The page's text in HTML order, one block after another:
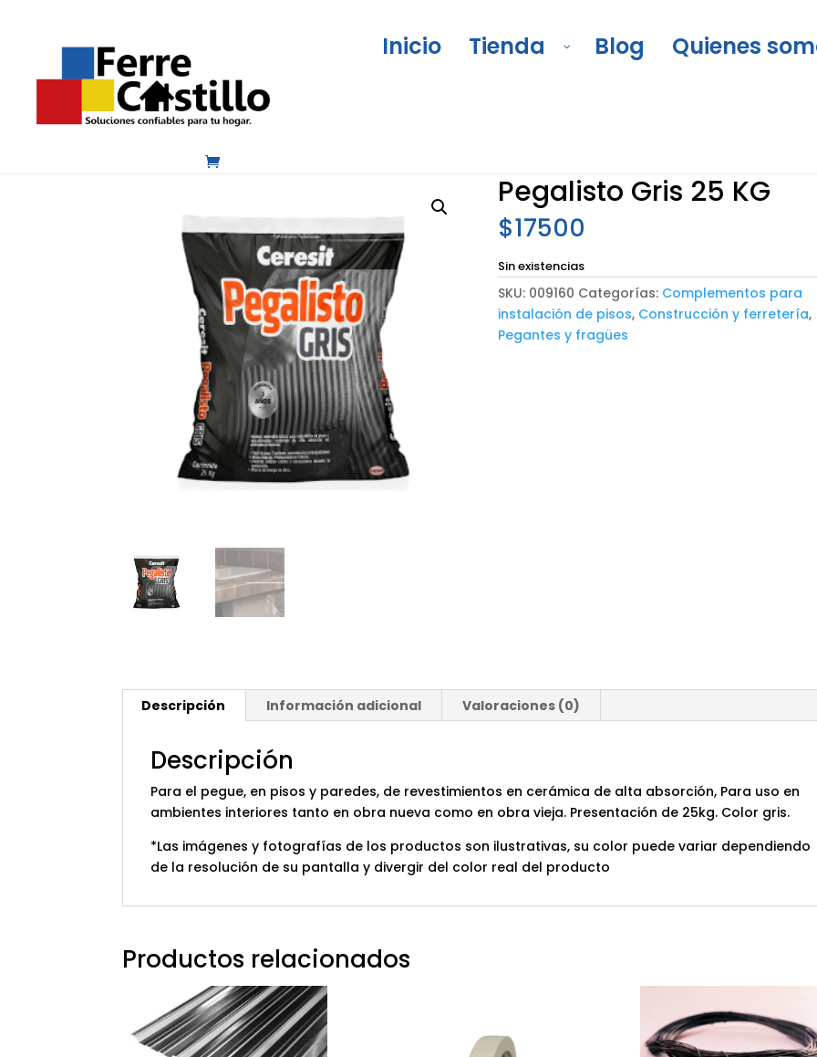
Inicio Tienda Blog Quienes
Pisos, pinturas y acabados
Pegalisto Gris 25 KG
$17500
Sin existencias
SKU: 009160 Categorías: Complementos para
instalación de pisos, Construcción y ferretería,
Pegantes y fragües
Descripción Información adicional Valoraciones (0)
Descripción
Para el pegue, en pisos y paredes, de revestimientos en cerámica de alta absorción, Para uso en
ambientes interiores tanto en obra nueva como en obra vieja. Presentación de 25kg. Color gris.
*Las imágenes y fotografías de los productos son ilustrativas, su color puede variar dependiendo
de la resolución de su pantalla y divergir del color real del producto
Productos relacionados